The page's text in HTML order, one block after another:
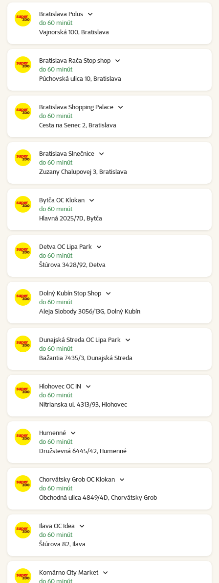
Bratislava Polus
Vajnorská 100, Bratislava
do 60 minút
Bratislava Rača Stop shop
Púchovská ulica 10, Bratislava
do 60 minút
Bratislava Shopping Palace
Cesta na Senec 2, Bratislava
do 60 minút
Bratislava Slnečnice
Zuzany Chalupovej 3, Bratislava
do 60 minút
Bytča OC Klokan
Hlavná 2025/7D, Bytča
do 60 minút
Detva OC Lipa Park
Štúrova 3428/92, Detva
do 60 minút
Dolný Kubín Stop Shop
Aleja Slobody 3056/13G, Dolný Kubín
do 60 minút
Dunajská Streda OC Lipa Park
Bažantia 7435/3, Dunajská Streda
do 60 minút
Hlohovec OC IN
Nitrianska ul. 4313/93, Hlohovec
do 60 minút
Humenné
Družstevná 6445/42, Humenné
do 60 minút
Chorvátsky Grob OC Klokan
Obchodná ulica 4849/4D, Chorvátsky Grob
do 60 minút
Ilava OC Idea
Štúrova 82, Ilava
do 60 minút
Komárno City Market
do 60 minút